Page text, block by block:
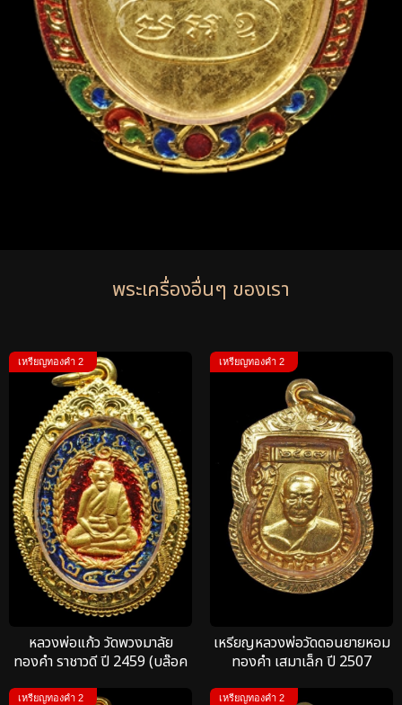
พระเครื่องอื่นๆ ของเรา
เหรียญทองคำ 2
หลวงพ่อแก้ว วัดพวงมาลัย
ทองคำ ราชาวดี ปี 2459 (บล๊อค
เหรียญทองคำ 2
เหรียญหลวงพ่อวัดดอนยายหอม
ทองคำ เสมาเล็ก ปี 2507
เหรียญทองคำ 2 เหรียญทองคำ 2